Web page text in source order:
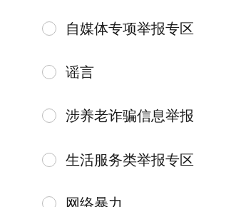
自媒体专项举报专区
谣言
涉养老诈骗信息举报
生活服务类举报专区
网络暴力